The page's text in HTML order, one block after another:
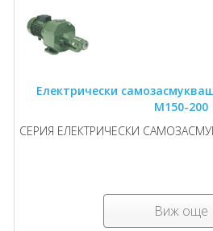
Електрически
M150-200
СЕРИЯ ЕЛЕКТРИЧЕСКИ
Виж още